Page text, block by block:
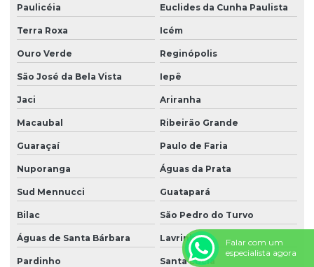
Paulicéia Euclides da Cunha Paulista
Terra Roxa Icém
Ouro Verde Reginópolis
São José da Bela Vista Iepê
Jaci Ariranha
Macaubal Ribeirão Grande
Guaraçaí Paulo de Faria
Nuporanga Águas da Prata
Sud Mennucci Guatapará
Bilac São Pedro do Turvo
Águas de Santa Bárbara Lavrinhas
Pardinho Santa Lúcia
Falar com um
especialista agora